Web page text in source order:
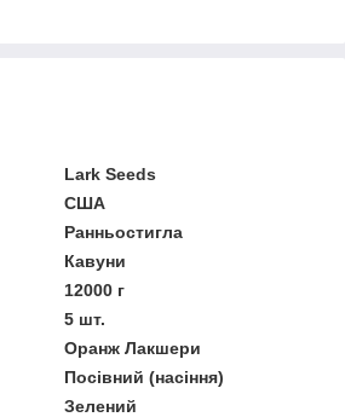
Lark Seeds
США
Ранньостигла
Кавуни
12000 г
5 шт.
Оранж Лакшери
Посівний (насіння)
Зелений